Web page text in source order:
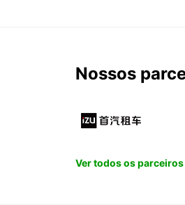
Nossos
Ver todos os parceiros